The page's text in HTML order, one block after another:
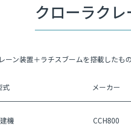
クローラクレ
ン装置＋ラチスブームを搭載したも
式 メーカー
機 CCH800